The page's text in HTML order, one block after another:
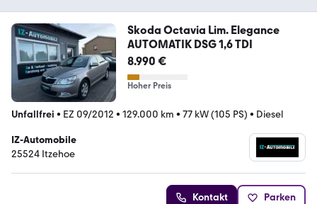
Skoda Octavia Lim. Elegance
AUTOMATIK DSG 1,6 TDI
8.990 €
Hoher Preis
Unfallfrei • EZ 09/2012 • 129.000 km • 77 kW (105 PS) • Diesel
IZ-Automobile
25524 Itzehoe
Kontakt Parken